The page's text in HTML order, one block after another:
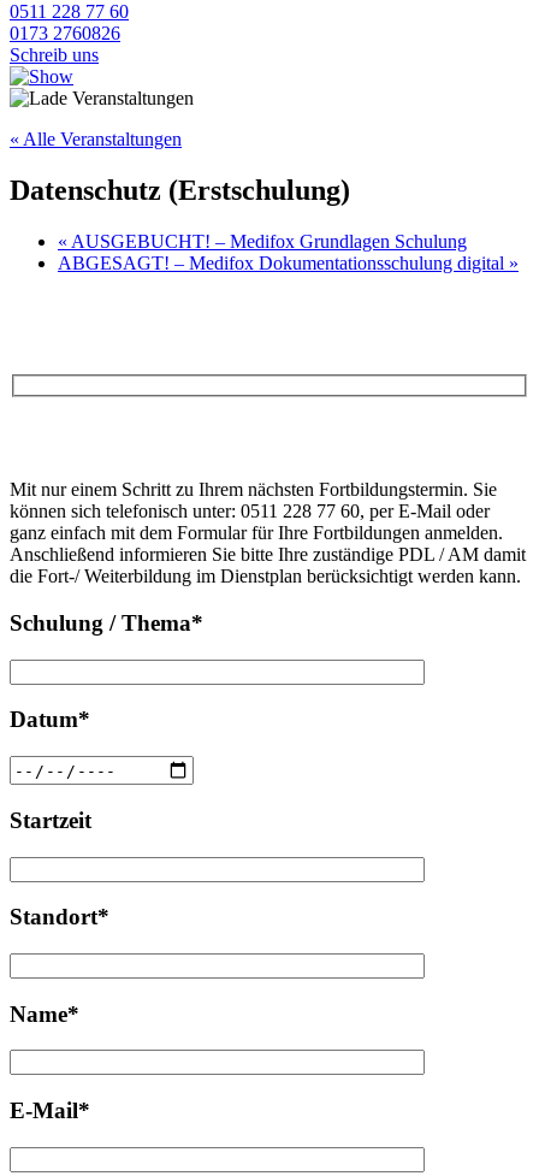
0511 228 77 60
0173 2760826
Schreib uns
« Alle Veranstaltungen
Datenschutz (Erstschulung)
« AUSGEBUCHT! – Medifox Grundlagen Schulung
ABGESAGT! – Medifox Dokumentationsschulung digital »
Feld
leer.
lasse
dieses
Feld
leer.
Mit nur einem Schritt zu Ihrem nächsten Fortbildungstermin. Sie
können sich telefonisch unter: 0511 228 77 60, per E-Mail oder
ganz einfach mit dem Formular für Ihre Fortbildungen anmelden.
Anschließend informieren Sie bitte Ihre zuständige PDL / AM damit
die Fort-/ Weiterbildung im Dienstplan berücksichtigt werden kann.
Schulung / Thema*
Datum*
Startzeit
Standort*
Name*
E-Mail*